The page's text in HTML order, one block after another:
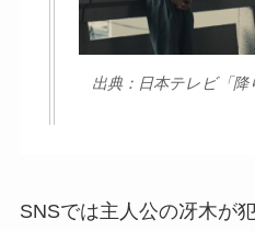
出典：日本テレビ「
SNSでは主人公の冴木が